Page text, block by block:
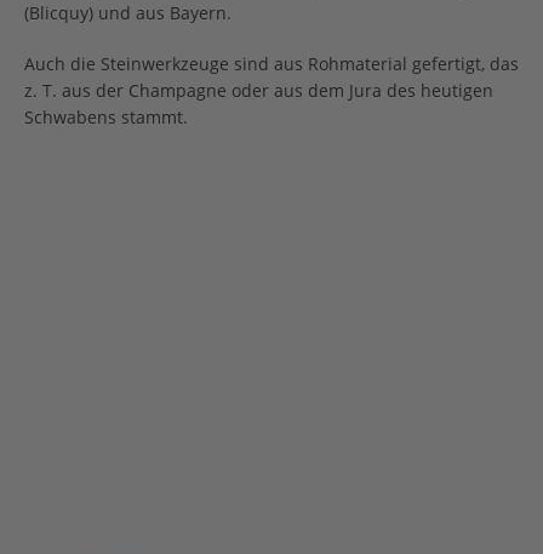
(Blicquy) und aus Bayern.
Auch die Steinwerkzeuge sind aus Rohmaterial gefertigt, das
z. T. aus der Champagne oder aus dem Jura des heutigen
Schwabens stammt.